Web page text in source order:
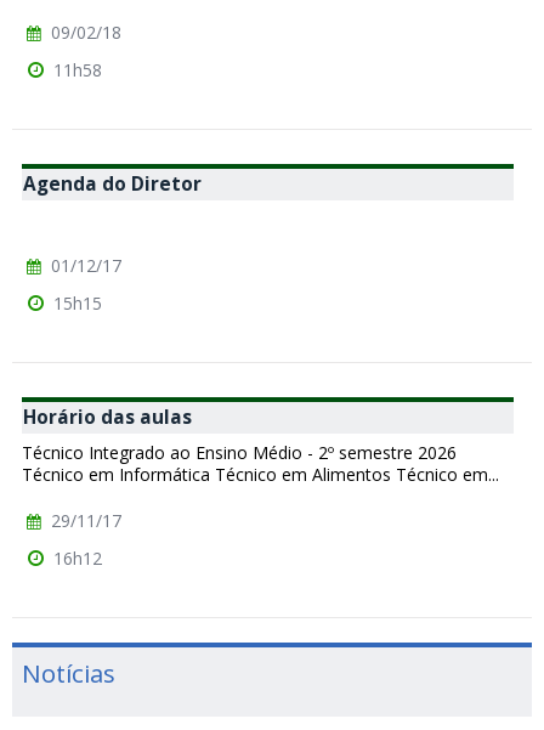
09/02/18
11h58
Agenda do Diretor
01/12/17
15h15
Horário das aulas
Técnico Integrado ao Ensino Médio - 2º semestre 2026
Técnico em Informática Técnico em Alimentos Técnico em...
29/11/17
16h12
Notícias